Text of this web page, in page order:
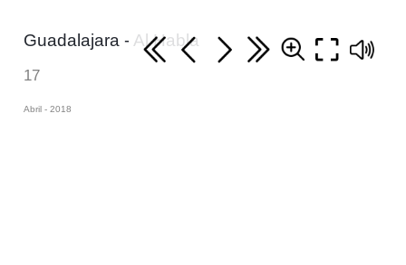
Guadalajara - Al Habla
17
Abril - 2018